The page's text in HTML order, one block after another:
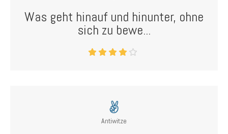
Was geht hinauf und hinunter, ohne
sich zu bewe...
Antiwitze